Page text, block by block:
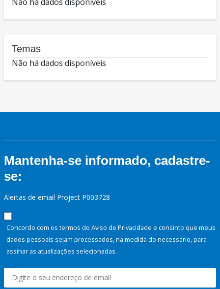
Temas
Não há dados disponíveis
Mantenha-se informado, cadastre-
se:
Alertas de email Project P003728
Concordo com os termos do Aviso de Privacidade e consinto que meus
dados pessoais sejam processados, na medida do necessário, para
assinar as atualizações selecionadas.